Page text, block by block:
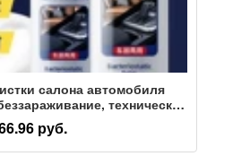
салона автомобиля
техническое
одноразовое,
пенное чистящее
чистка кожи
руб.